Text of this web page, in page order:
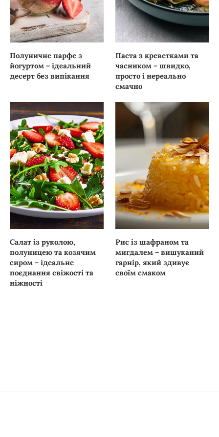
Полуничне парфе з
йогуртом – ідеальний
десерт без випікання
Паста з креветками та
часником – швидко,
просто і нереально
смачно
Салат із руколою,
полуницею та козячим
сиром – ідеальне
поєднання свіжості та
ніжності
Рис із шафраном та
мигдалем – вишуканий
гарнір, який здивує
своїм смаком